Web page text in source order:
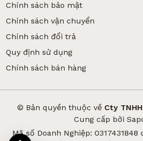
Chính sách bảo mật
Chính sách vận chuyển
Chính sách đổi trả
Quy định sử dụng
Chính sách bán hàng
© Bản quyền thuộc về Cty
Cung cấp bởi
Mã số Doanh Nghiệp: 0317431848